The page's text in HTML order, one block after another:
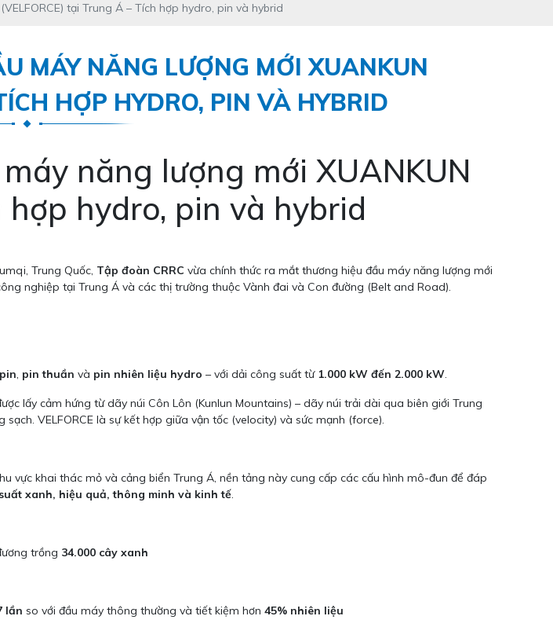
tại Trung Á – Tích hợp hydro, pin và hybrid
MÁY NĂNG LƯỢNG MỚI XUANKUN
HỢP HYDRO, PIN VÀ HYBRID
năng lượng mới XUANKUN
hợp hydro, pin và hybrid
Trung Quốc, Tập đoàn CRRC vừa chính thức ra mắt thương hiệu đầu máy năng lượng mới
nghiệp tại Trung Á và các thị trường thuộc Vành đai và Con đường (Belt and Road).
, pin thuần và pin nhiên liệu hydro – với dải công suất từ 1.000 kW đến 2.000 kW.
lấy cảm hứng từ dãy núi Côn Lôn (Kunlun Mountains) – dãy núi trải dài qua biên giới Trung
VELFORCE là sự kết hợp giữa vận tốc (velocity) và sức mạnh (force).
vực khai thác mỏ và cảng biển Trung Á, nền tảng này cung cấp các cấu hình mô-đun để đáp
xanh, hiệu quả, thông minh và kinh tế.
trồng 34.000 cây xanh
lần so với đầu máy thông thường và tiết kiệm hơn 45% nhiên liệu